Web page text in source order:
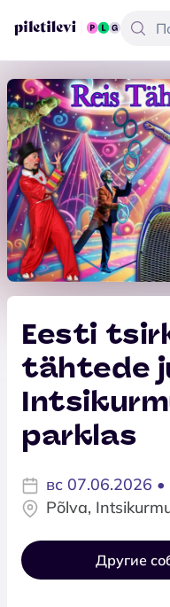
Eesti
tähtede
parklas
вс 07.06.2026
Põlva,
Другие